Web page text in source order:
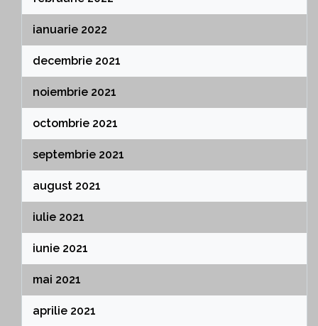
ianuarie 2022
decembrie 2021
noiembrie 2021
octombrie 2021
septembrie 2021
august 2021
iulie 2021
iunie 2021
mai 2021
aprilie 2021